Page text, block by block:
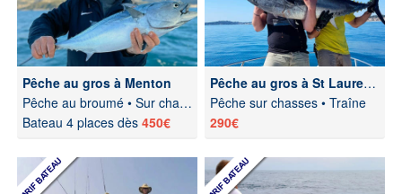
Pêche au gros à Menton
Pêche au broumé • Sur chasses
Bateau 4 places dès 450€
Pêche au gros à St Laurent du Var
Pêche sur chasses • Traîne
290€